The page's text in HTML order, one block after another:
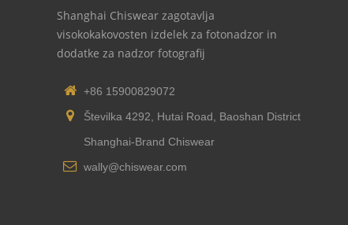
Shanghai Chiswear zagotavlja
visokokakovosten izdelek za fotonadzor in
dodatke za nadzor fotografij
+86 15900829072
Številka 4292, Hutai Road, Baoshan District
Shanghai-Brand Chiswear
wally@chiswear.com